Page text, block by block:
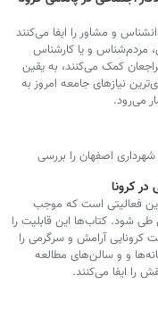
و مشاور را ایفا می‌کنند
مردم‌شناس و یا کارشناس
کمک می‌کنند، به یقین
نیازهای جامعه امروز به
می‌رود.
شهرداری اصفهان را بررسی
در کرونا
فعالیتی است که موجب
طی شود. کتاب‌ها این قابلیت را
کرونایی آرامش و سرگرمی را
و و سالن‌های مطالعه
را ایفا می‌کنند.